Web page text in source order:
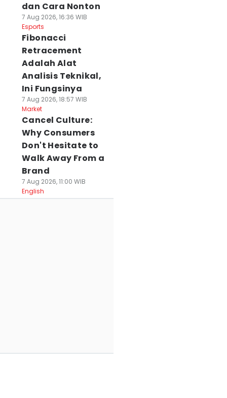
dan Cara Nonton
7 Aug 2026, 16:36 WIB
Esports
Fibonacci
Retracement
Adalah Alat
Analisis Teknikal,
Ini Fungsinya
7 Aug 2026, 18:57 WIB
Market
Cancel Culture:
Why Consumers
Don't Hesitate to
Walk Away From a
Brand
7 Aug 2026, 11:00 WIB
English